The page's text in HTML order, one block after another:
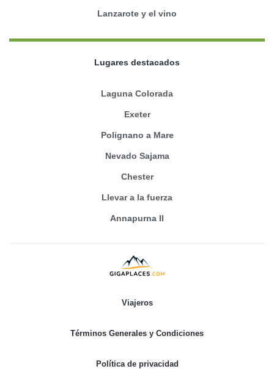
Lanzarote y el vino
Lugares destacados
Laguna Colorada
Exeter
Polignano a Mare
Nevado Sajama
Chester
Llevar a la fuerza
Annapurna II
Viajeros
Términos Generales y Condiciones
Política de privacidad